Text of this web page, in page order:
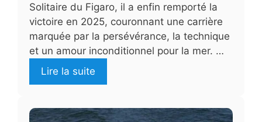
Solitaire du Figaro, il a enfin remporté la
victoire en 2025, couronnant une carrière
marquée par la persévérance, la technique
et un amour inconditionnel pour la mer. …
Lire la suite